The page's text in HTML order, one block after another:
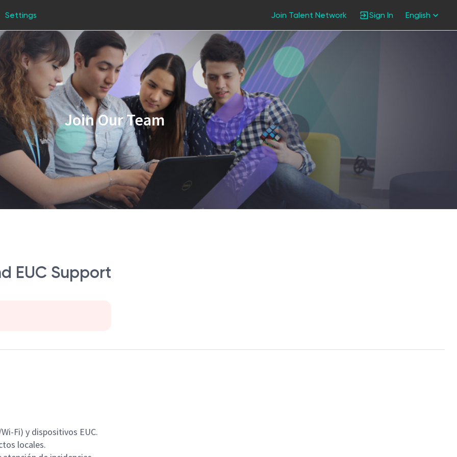
Settings Join Talent Network Sign In English
Join Our Team
EUC Support
Fi) y dispositivos EUC.
locales.